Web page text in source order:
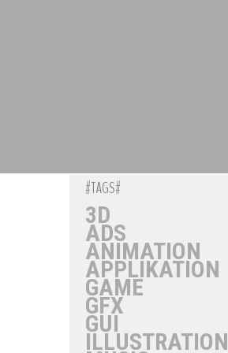
#TAGS#
3D
ADS
ANIMATION
APPLIKATION
GAME
GFX
GUI
ILLUSTRATION